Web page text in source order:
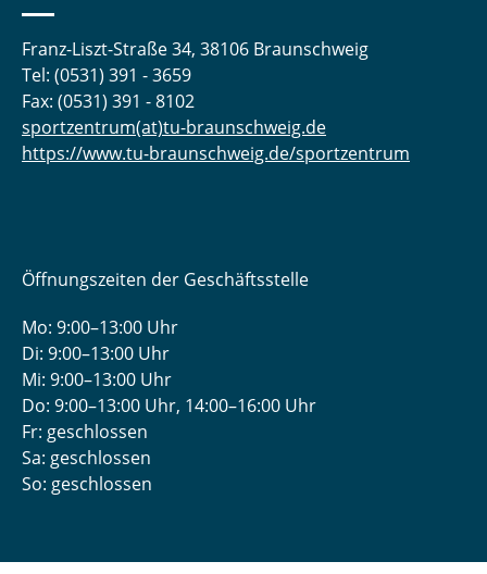
Franz-Liszt-Straße 34, 38106 Braunschweig
Tel: (0531) 391 - 3659
Fax: (0531) 391 - 8102
sportzentrum(at)tu-braunschweig.de
https://www.tu-braunschweig.de/sportzentrum
Öffnungszeiten der Geschäftsstelle
Mo: 9:00–13:00 Uhr
Di: 9:00–13:00 Uhr
Mi: 9:00–13:00 Uhr
Do: 9:00­–13:00 Uhr, 14:00­–16:00 Uhr
Fr: geschlossen
Sa: geschlossen
So: geschlossen